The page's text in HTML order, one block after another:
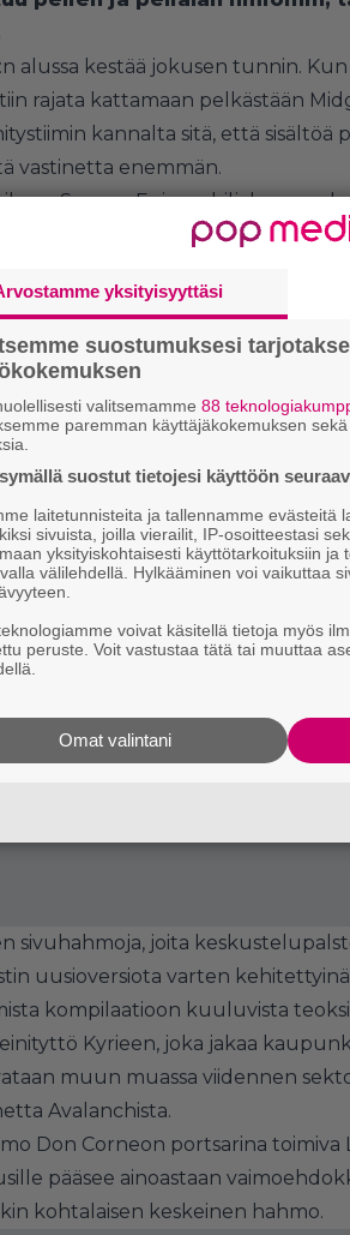
:n alussa kestää jokusen tunnin. Kun
rajata kattamaan pelkästään
kannalta sitä, että sisältöä
vastinetta enemmän.
Square Enix on hiljakseen
universumia. Sekä pelejä,
että sen jälkeisiä tapahtumia eri
kertynyt laaja kattaus
sivuhahmoja, joita
uusioversiota varten
kompilaatioon kuuluvista
Kyrieen, joka jakaa
muun muassa viidennen
Avalanchista.
Don Corneon portsarina toimiva
pääsee ainoastaan
kohtalaisen keskeinen hahmo.
yksityisyyttäsi
suostumuksesi
valitsemamme 88
paremman käyttäjäkokemuksen
suostut tietojesi käyttöön
laitetunnisteita ja tallennamme evästeitä
sivuista, joilla vierailit, IP-osoitteestasi
yksityiskohtaisesti käyttötarkoituksiin ja
välilehdellä. Hylkääminen voi vaikuttaa
voivat käsitellä tietoja myös
peruste. Voit vastustaa tätä tai muuttaa
Omat valintani